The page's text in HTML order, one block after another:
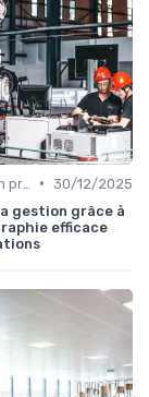
• 30/12/2025
gestion grâce à
efficace